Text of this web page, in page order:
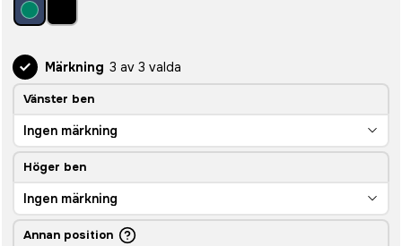
Märkning 3 av 3 valda
Vänster ben
Ingen märkning
Höger ben
Ingen märkning
Annan position